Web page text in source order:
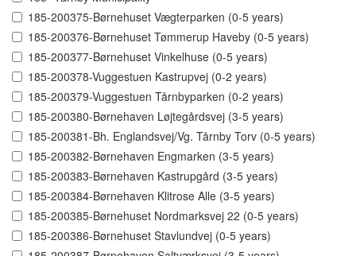
185-200375-Børnehuset Vægterparken (0-5 years)
185-200376-Børnehuset Tømmerup Haveby (0-5 years)
185-200377-Børnehuset Vinkelhuse (0-5 years)
185-200378-Vuggestuen Kastrupvej (0-2 years)
185-200379-Vuggestuen Tårnbyparken (0-2 years)
185-200380-Børnehaven Løjtegårdsvej (3-5 years)
185-200381-Bh. Englandsvej/Vg. Tårnby Torv (0-5 years)
185-200382-Børnehaven Engmarken (3-5 years)
185-200383-Børnehaven Kastrupgård (3-5 years)
185-200384-Børnehaven Klitrose Alle (3-5 years)
185-200385-Børnehuset Nordmarksvej 22 (0-5 years)
185-200386-Børnehuset Stavlundvej (0-5 years)